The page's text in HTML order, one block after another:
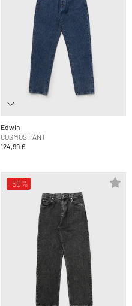
Edwin
COSMOS PANT
124,99 €
-50%